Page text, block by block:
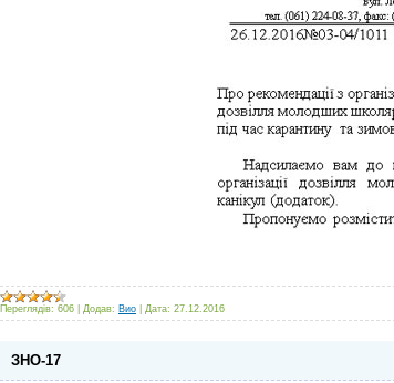
Переглядів: 606 Додав: Вио Дата: 27.12.2016
ЗНО-17